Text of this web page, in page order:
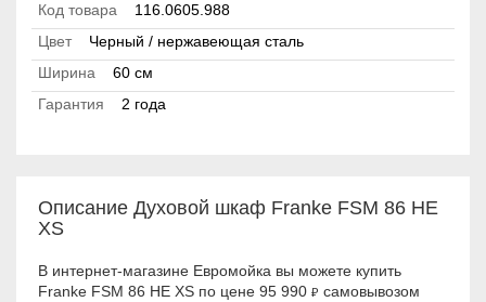
Код товара
116.0605.988
Цвет
Черный / нержавеющая сталь
Ширина
60 см
Гарантия
2 года
Описание Духовой шкаф Franke FSM 86 НE
XS
В интернет-магазине Евромойка вы можете купить
Franke FSM 86 НE XS по цене 95 990 ₽ самовывозом